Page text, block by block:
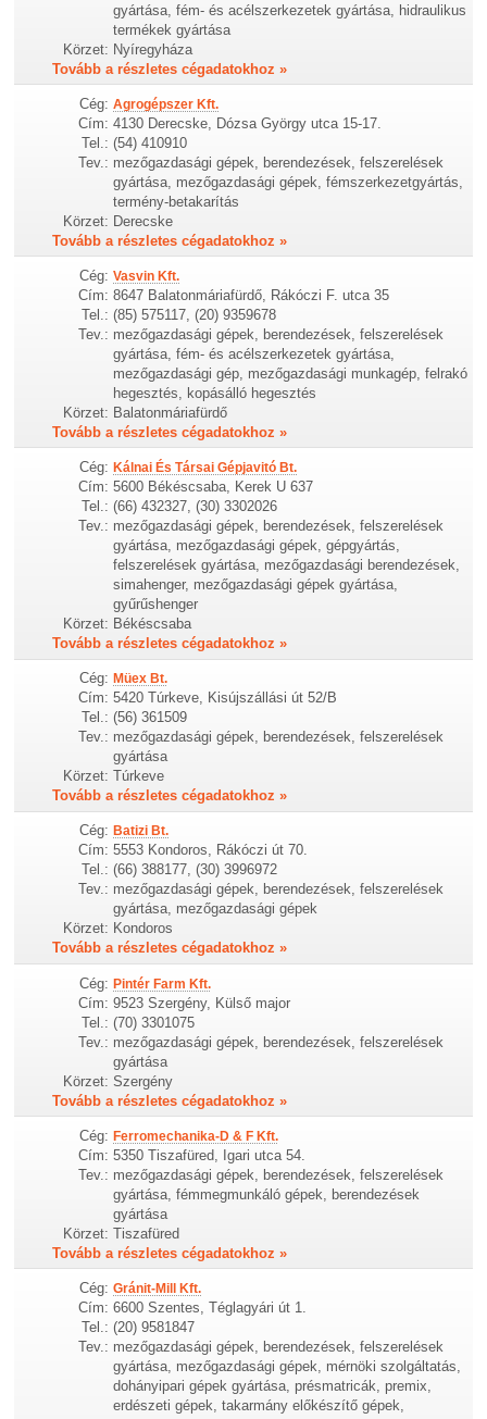
gyártása, fém- és acélszerkezetek gyártása, hidraulikus
termékek gyártása
Körzet: Nyíregyháza
Tovább a részletes cégadatokhoz »
Cég: Agrogépszer Kft.
Cím: 4130 Derecske, Dózsa György utca 15-17.
Tel.: (54) 410910
Tev.: mezőgazdasági gépek, berendezések, felszerelések
gyártása, mezőgazdasági gépek, fémszerkezetgyártás,
termény-betakarítás
Körzet: Derecske
Tovább a részletes cégadatokhoz »
Cég: Vasvin Kft.
Cím: 8647 Balatonmáriafürdő, Rákóczi F. utca 35
Tel.: (85) 575117, (20) 9359678
Tev.: mezőgazdasági gépek, berendezések, felszerelések
gyártása, fém- és acélszerkezetek gyártása,
mezőgazdasági gép, mezőgazdasági munkagép, felrakó
hegesztés, kopásálló hegesztés
Körzet: Balatonmáriafürdő
Tovább a részletes cégadatokhoz »
Cég: Kálnai És Társai Gépjavitó Bt.
Cím: 5600 Békéscsaba, Kerek U 637
Tel.: (66) 432327, (30) 3302026
Tev.: mezőgazdasági gépek, berendezések, felszerelések
gyártása, mezőgazdasági gépek, gépgyártás,
felszerelések gyártása, mezőgazdasági berendezések,
simahenger, mezőgazdasági gépek gyártása,
gyűrűshenger
Körzet: Békéscsaba
Tovább a részletes cégadatokhoz »
Cég: Müex Bt.
Cím: 5420 Túrkeve, Kisújszállási út 52/B
Tel.: (56) 361509
Tev.: mezőgazdasági gépek, berendezések, felszerelések
gyártása
Körzet: Túrkeve
Tovább a részletes cégadatokhoz »
Cég: Batizi Bt.
Cím: 5553 Kondoros, Rákóczi út 70.
Tel.: (66) 388177, (30) 3996972
Tev.: mezőgazdasági gépek, berendezések, felszerelések
gyártása, mezőgazdasági gépek
Körzet: Kondoros
Tovább a részletes cégadatokhoz »
Cég: Pintér Farm Kft.
Cím: 9523 Szergény, Külső major
Tel.: (70) 3301075
Tev.: mezőgazdasági gépek, berendezések, felszerelések
gyártása
Körzet: Szergény
Tovább a részletes cégadatokhoz »
Cég: Ferromechanika-D & F Kft.
Cím: 5350 Tiszafüred, Igari utca 54.
Tev.: mezőgazdasági gépek, berendezések, felszerelések
gyártása, fémmegmunkáló gépek, berendezések
gyártása
Körzet: Tiszafüred
Tovább a részletes cégadatokhoz »
Cég: Gránit-Mill Kft.
Cím: 6600 Szentes, Téglagyári út 1.
Tel.: (20) 9581847
Tev.: mezőgazdasági gépek, berendezések, felszerelések
gyártása, mezőgazdasági gépek, mérnöki szolgáltatás,
dohányipari gépek gyártása, présmatricák, premix,
erdészeti gépek, takarmány előkészítő gépek,